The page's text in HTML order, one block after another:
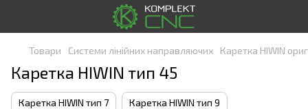
Товари Системи лінійних направляючих Каретка HIWIN
Каретка HIWIN тип 45
Каретка HIWIN тип 7 Каретка HIWIN тип 9